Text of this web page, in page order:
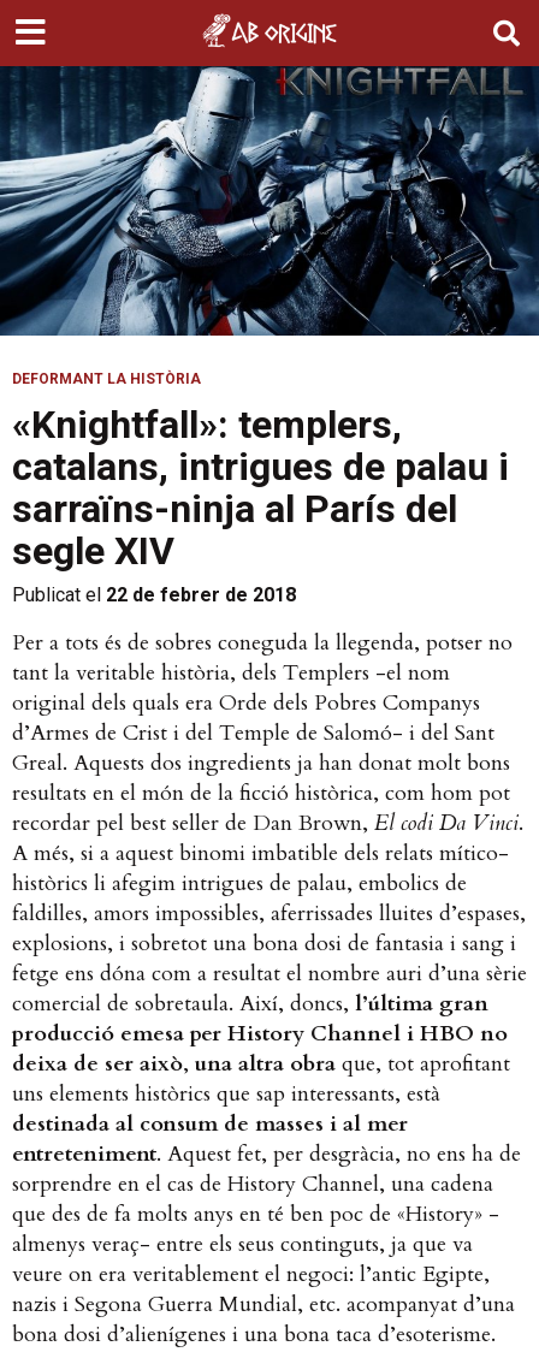
DEFORMANT LA HISTÒRIA
«Knightfall»: templers,
catalans, intrigues de palau i
sarraïns-ninja al París del
segle XIV
Publicat el 22 de febrer de 2018
Per a tots és de sobres coneguda la llegenda, potser no
tant la veritable història, dels Templers -el nom
original dels quals era Orde dels Pobres Companys
d’Armes de Crist i del Temple de Salomó- i del Sant
Greal. Aquests dos ingredients ja han donat molt bons
resultats en el món de la ficció històrica, com hom pot
recordar pel best seller de Dan Brown, El codi Da Vinci.
A més, si a aquest binomi imbatible dels relats mítico-
històrics li afegim intrigues de palau, embolics de
faldilles, amors impossibles, aferrissades lluites d’espases,
explosions, i sobretot una bona dosi de fantasia i sang i
fetge ens dóna com a resultat el nombre auri d’una sèrie
comercial de sobretaula. Així, doncs, l’última gran
producció emesa per History Channel i HBO no
deixa de ser això, una altra obra que, tot aprofitant
uns elements històrics que sap interessants, està
destinada al consum de masses i al mer
entreteniment. Aquest fet, per desgràcia, no ens ha de
sorprendre en el cas de History Channel, una cadena
que des de fa molts anys en té ben poc de «History» -
almenys veraç- entre els seus continguts, ja que va
veure on era veritablement el negoci: l’antic Egipte,
nazis i Segona Guerra Mundial, etc. acompanyat d’una
bona dosi d’alienígenes i una bona taca d’esoterisme.